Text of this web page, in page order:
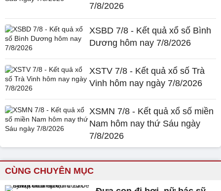
7/8/2026
XSBD 7/8 - Kết quả xổ số Bình
Dương hôm nay 7/8/2026
XSTV 7/8 - Kết quả xổ số Trà
Vinh hôm nay ngày 7/8/2026
XSMN 7/8 - Kết quả xổ số miền
Nam hôm nay thứ Sáu ngày
7/8/2026
CÙNG CHUYÊN MỤC